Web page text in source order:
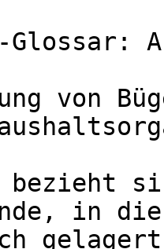
von
bezieht
in